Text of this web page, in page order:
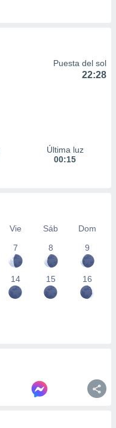
Puesta del sol
22:28
Última luz
00:15
Vie Sáb
Dom
7
8 9
14 15 16